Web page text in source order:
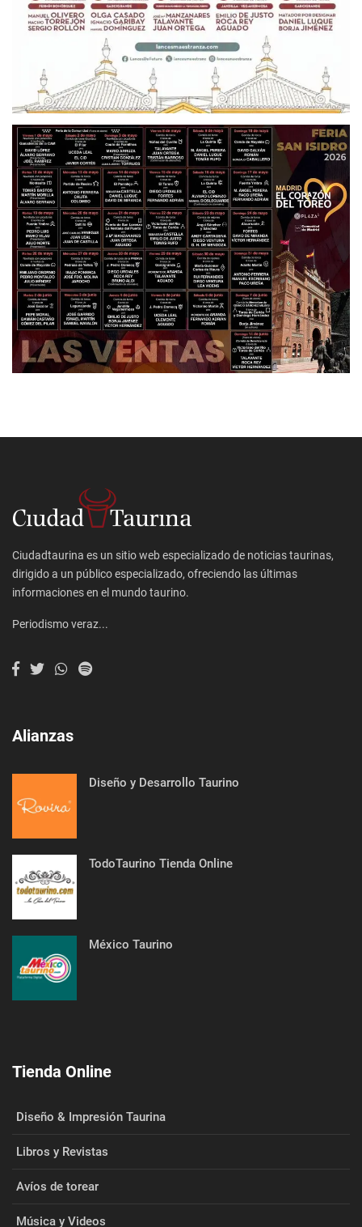
Ciudadtaurina es un sitio web especializado de noticias taurinas,
dirigido a un público especializado, ofreciendo las últimas
informaciones en el mundo taurino.
Periodismo veraz...
Alianzas
Diseño y Desarrollo Taurino
TodoTaurino Tienda Online
México Taurino
Tienda Online
Diseño & Impresión Taurina
Libros y Revistas
Avíos de torear
Música y Videos